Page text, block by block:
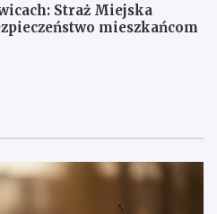
Straż Miejska
mieszkańcom